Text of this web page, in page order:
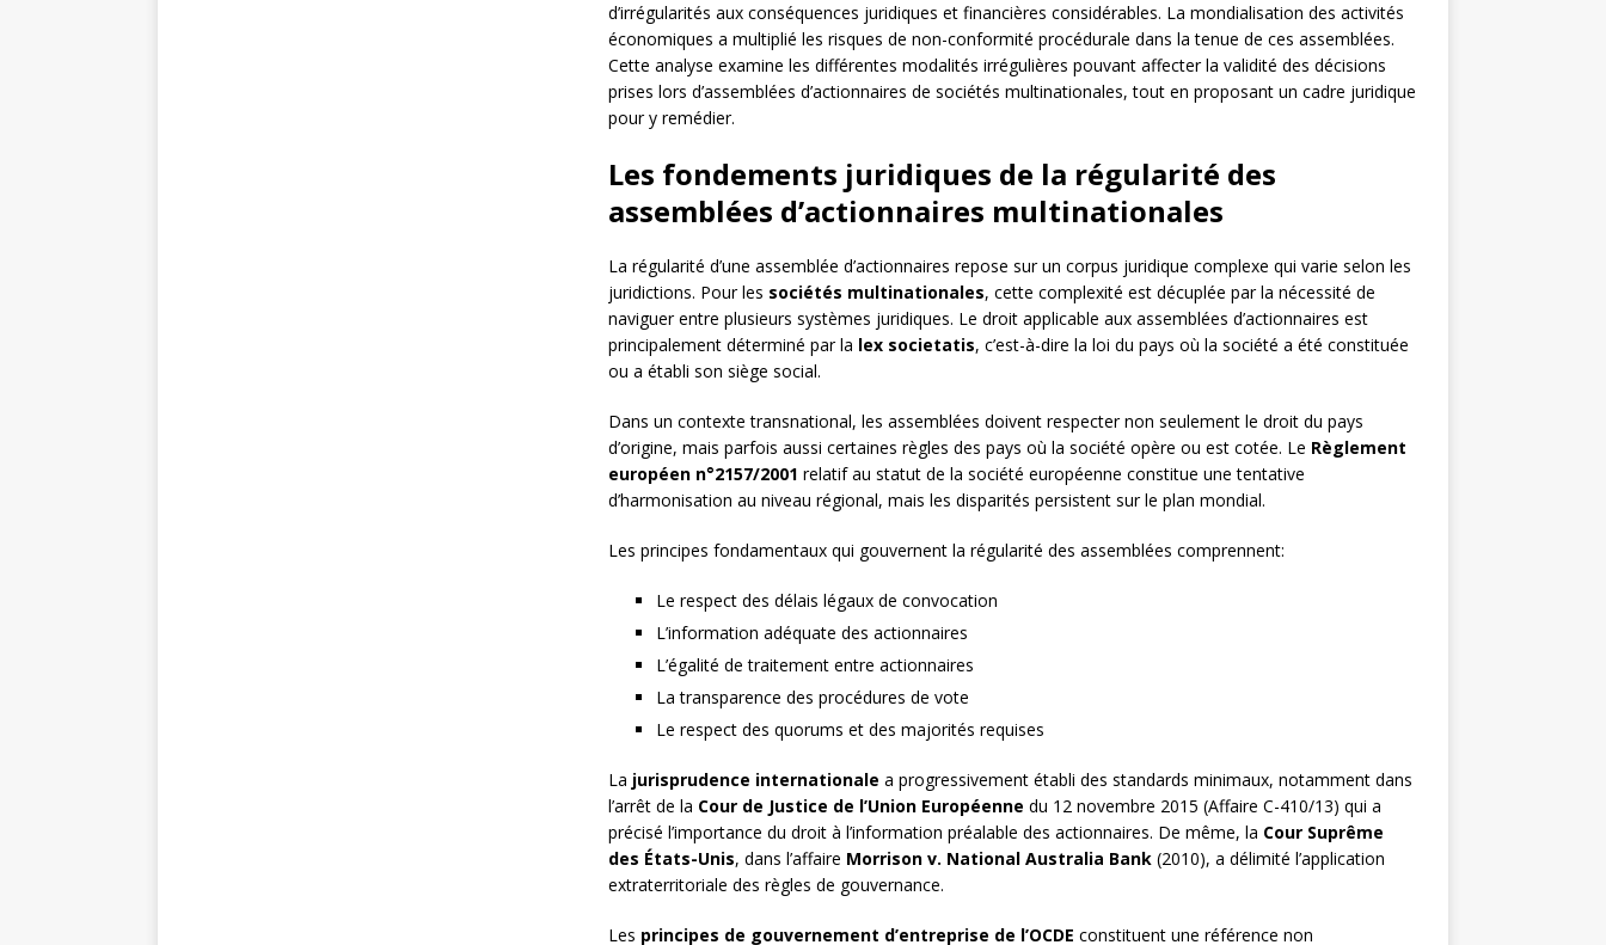
d’irrégularités aux conséquences juridiques et financières considérables. La mondialisation des activités
économiques a multiplié les risques de non-conformité procédurale dans la tenue de ces assemblées.
Cette analyse examine les différentes modalités irrégulières pouvant affecter la validité des décisions
prises lors d’assemblées d’actionnaires de sociétés multinationales, tout en proposant un cadre juridique
pour y remédier.
Les fondements juridiques de la régularité des
assemblées d’actionnaires multinationales
La régularité d’une assemblée d’actionnaires repose sur un corpus juridique complexe qui varie selon les
juridictions. Pour les sociétés multinationales, cette complexité est décuplée par la nécessité de
naviguer entre plusieurs systèmes juridiques. Le droit applicable aux assemblées d’actionnaires est
principalement déterminé par la lex societatis, c’est-à-dire la loi du pays où la société a été constituée
ou a établi son siège social.
Dans un contexte transnational, les assemblées doivent respecter non seulement le droit du pays
d’origine, mais parfois aussi certaines règles des pays où la société opère ou est cotée. Le Règlement
européen n°2157/2001 relatif au statut de la société européenne constitue une tentative
d’harmonisation au niveau régional, mais les disparités persistent sur le plan mondial.
Les principes fondamentaux qui gouvernent la régularité des assemblées comprennent:
Le respect des délais légaux de convocation
L’information adéquate des actionnaires
L’égalité de traitement entre actionnaires
La transparence des procédures de vote
Le respect des quorums et des majorités requises
La jurisprudence internationale a progressivement établi des standards minimaux, notamment dans
l’arrêt de la Cour de Justice de l’Union Européenne du 12 novembre 2015 (Affaire C-410/13) qui a
précisé l’importance du droit à l’information préalable des actionnaires. De même, la Cour Suprême
des États-Unis, dans l’affaire Morrison v. National Australia Bank(2010), a délimité l’application
extraterritoriale des règles de gouvernance.
Les principes de gouvernement d’entreprise de l’OCDE constituent une référence non